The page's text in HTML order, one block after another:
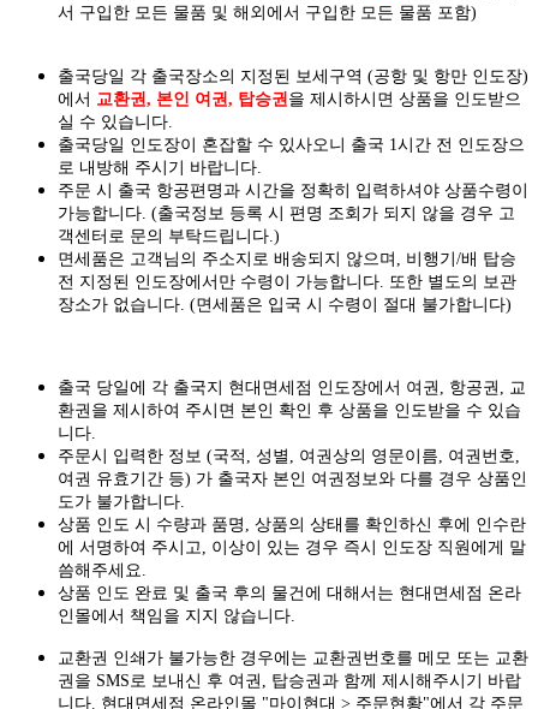
서 구입한 모든 물품 및 해외에서 구입한 모든 물품 포함)
출국당일 각 출국장소의 지정된 보세구역 (공항 및 항만 인도장)
에서 교환권, 본인 여권, 탑승권 을 제시하시면 상품을 인도 받으
실 수 있습니다.
출국당일 인도장이 혼잡할 수 있사오니 출국 1시간 전 인도장으
로 내방해 주시기 바랍니다.
주문 시 출국 항공편명과 시간을 정확히 입력하셔야 상품수령이
가능합니다. (출국정보 등록 시 편명 조회가 되지 않을 경우 고
객센터로 문의 부탁드립니다.)
면세품은 고객님의 주소지로 배송되지 않으며, 비행기/배 탑승
전 지정된 인도장에서만 수령이 가능합니다. 또한 별도의 보관
장소가 없습니다. (면세품은 입국 시 수령이 절대 불가합니다)
출국 당일에 각 출국지 현대면세점 인도장에서 여권, 항공권, 교
환권을 제시하여 주시면 본인 확인 후 상품을 인도받을 수 있습
니다.
주문시 입력한 정보 (국적, 성별, 여권상의 영문이름, 여권번호,
여권 유효기간 등) 가 출국자 본인 여권정보와 다를 경우 상품인
도가 불가합니다.
상품 인도 시 수량과 품명, 상품의 상태를 확인하신 후에 인수란
에 서명하여 주시고, 이상이 있는 경우 즉시 인도장 직원에게 말
씀해주세요.
상품 인도 완료 및 출국 후의 물건에 대해서는 현대면세점 온라
인몰에서 책임을 지지 않습니다.
교환권 인쇄가 불가능한 경우에는 교환권번호를 메모 또는 교환
권을 SMS로 보내신 후 여권, 탑승권과 함께 제시해주시기 바랍
니다. 현대면세점 온라인몰 "마이현대 > 주문현황"에서 각 주문